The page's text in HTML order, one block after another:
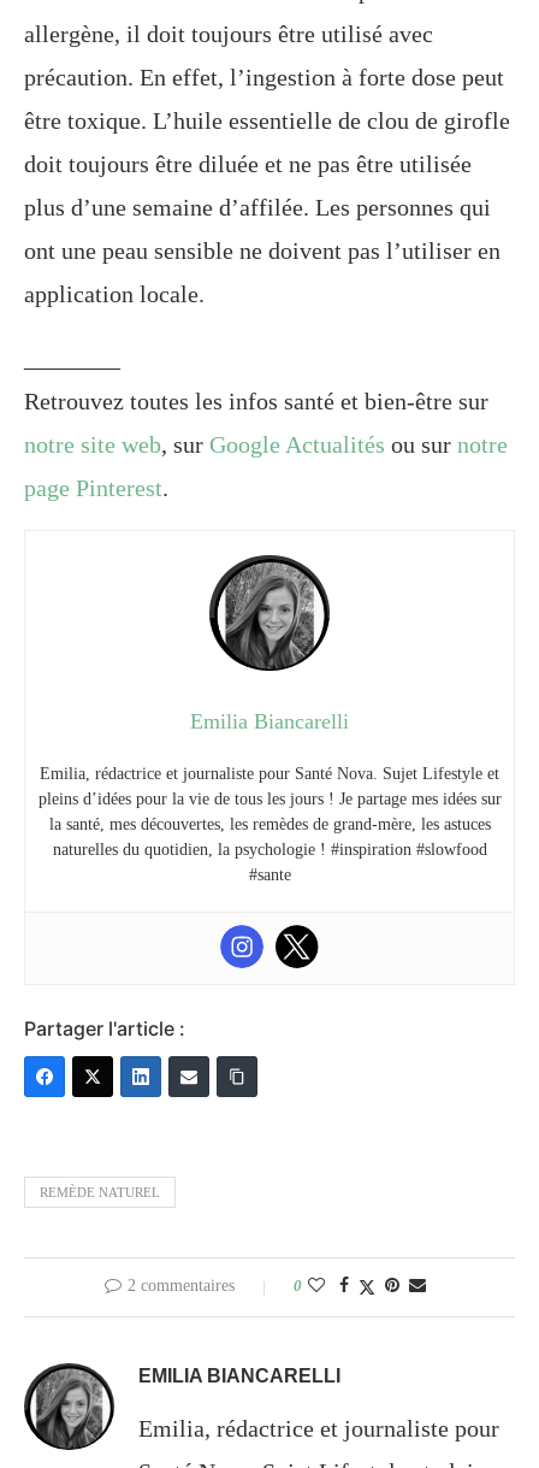
allergène, il doit toujours être utilisé avec
précaution. En effet, l’ingestion à forte dose peut
être toxique. L’huile essentielle de clou de girofle
doit toujours être diluée et ne pas être utilisée
plus d’une semaine d’affilée. Les personnes qui
ont une peau sensible ne doivent pas l’utiliser en
application locale.
Retrouvez toutes les infos santé et bien-être sur
notre site web, sur Google Actualités ou sur notre
page Pinterest.
Emilia Biancarelli
Emilia, rédactrice et journaliste pour Santé Nova. Sujet Lifestyle et
pleins d’idées pour la vie de tous les jours ! Je partage mes idées sur
la santé, mes découvertes, les remèdes de grand-mère, les astuces
naturelles du quotidien, la psychologie ! #inspiration #slowfood
#sante
Partager l'article :
REMÈDE NATUREL
2 commentaires 0
EMILIA BIANCARELLI
Emilia, rédactrice et journaliste pour